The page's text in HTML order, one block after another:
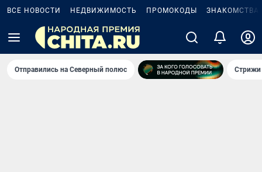
ВСЕ НОВОСТИ НЕДВИЖИМОСТЬ ПРОМОКОДЫ ЗНАКОМСТВА
Отправились на Северный полюс Стрижи